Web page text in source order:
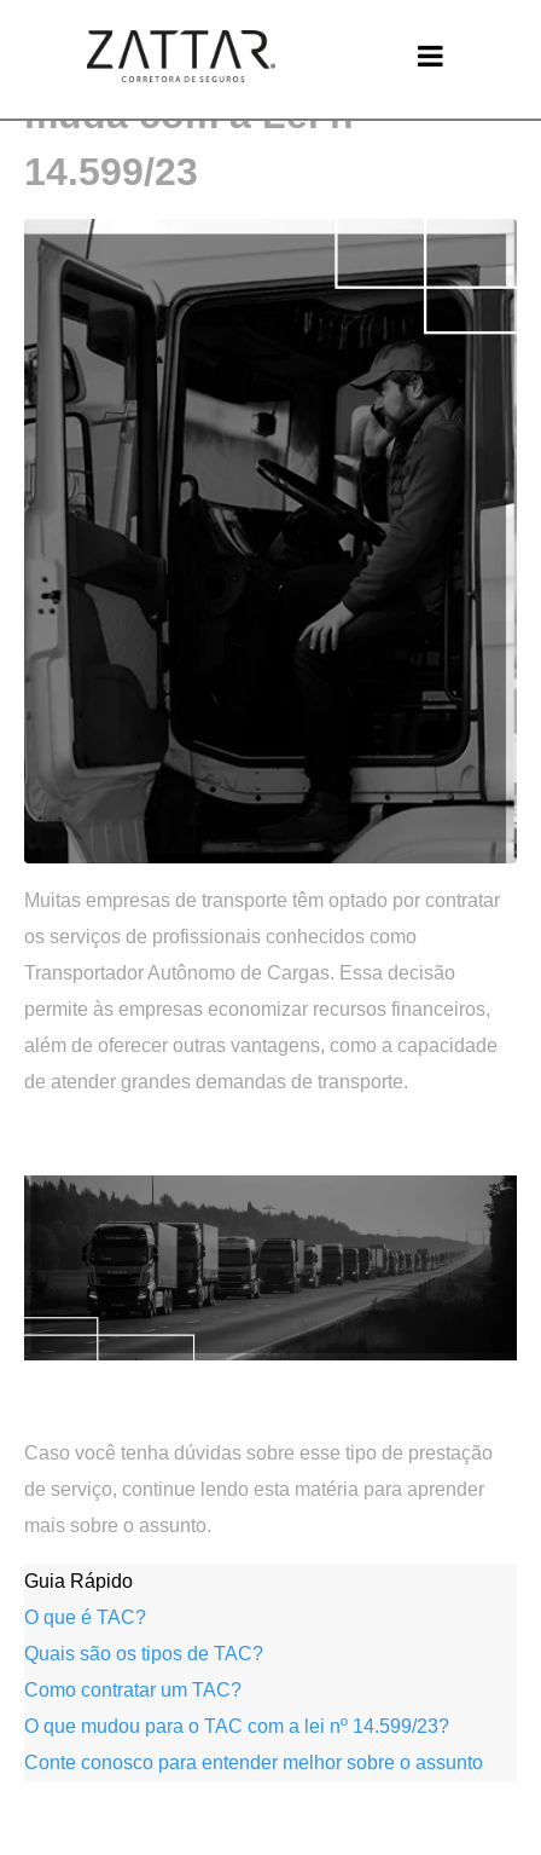
O que é TAC e o que
muda com a Lei nº
14.599/23
Muitas empresas de transporte têm optado por contratar
os serviços de profissionais conhecidos como
Transportador Autônomo de Cargas. Essa decisão
permite às empresas economizar recursos financeiros,
além de oferecer outras vantagens, como a capacidade
de atender grandes demandas de transporte.
Caso você tenha dúvidas sobre esse tipo de prestação
de serviço, continue lendo esta matéria para aprender
mais sobre o assunto.
Guia Rápido
O que é TAC?
Quais são os tipos de TAC?
Como contratar um TAC?
O que mudou para o TAC com a lei nº 14.599/23?
Conte conosco para entender melhor sobre o assunto